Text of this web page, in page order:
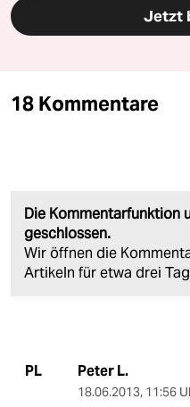
Jetzt
18 Kommentare
Die Kommentarfunktion
geschlossen.
Wir öffnen die
Artikeln für etwa drei
PL Peter L.
18.06.2013, 11:56